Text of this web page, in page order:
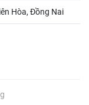
Hòa, Đồng Nai